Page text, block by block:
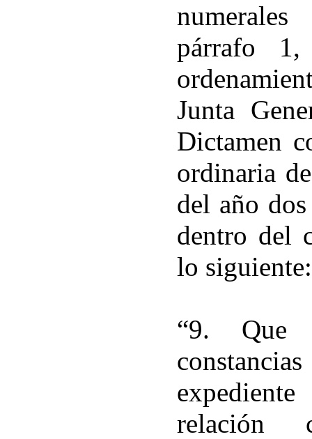
párrafo
Junta
Dictamen
ordinaria
del año
dentro del
lo siguiente:
“9. Que
relación